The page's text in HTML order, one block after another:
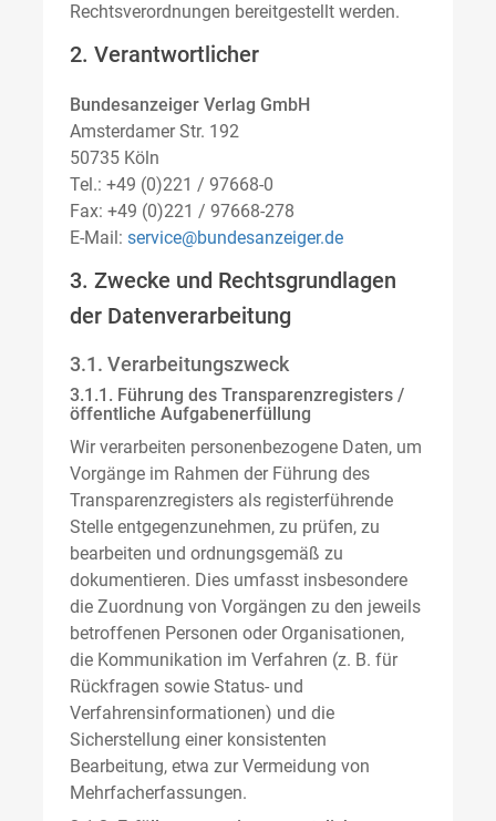
Rechtsverordnungen bereitgestellt werden.
2. Verantwortlicher
Bundesanzeiger Verlag GmbH
Amsterdamer Str. 192
50735 Köln
Tel.: +49 (0)221 / 97668-0
Fax: +49 (0)221 / 97668-278
E-Mail: service@bundesanzeiger.de
3. Zwecke und Rechtsgrundlagen
der Datenverarbeitung
3.1. Verarbeitungszweck
3.1.1. Führung des Transparenzregisters /
öffentliche Aufgabenerfüllung
Wir verarbeiten personenbezogene Daten, um
Vorgänge im Rahmen der Führung des
Transparenzregisters als registerführende
Stelle entgegenzunehmen, zu prüfen, zu
bearbeiten und ordnungsgemäß zu
dokumentieren. Dies umfasst insbesondere
die Zuordnung von Vorgängen zu den jeweils
betroffenen Personen oder Organisationen,
die Kommunikation im Verfahren (z. B. für
Rückfragen sowie Status- und
Verfahrensinformationen) und die
Sicherstellung einer konsistenten
Bearbeitung, etwa zur Vermeidung von
Mehrfacherfassungen.